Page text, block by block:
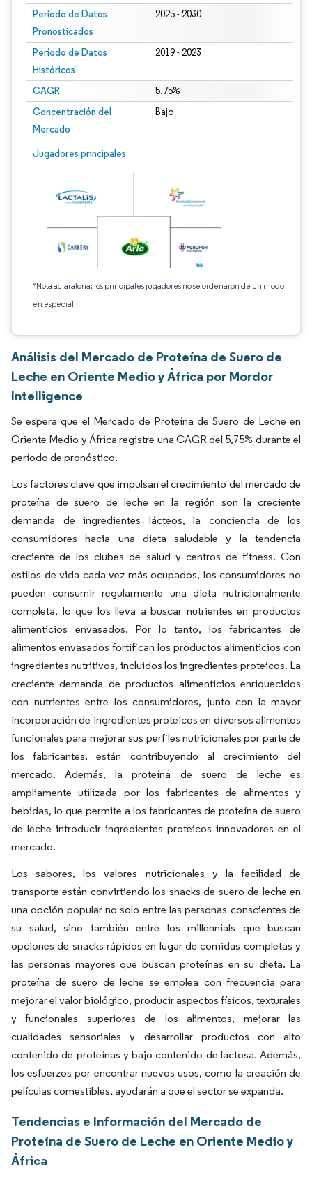
Período de Datos
Pronosticados
2025 - 2030
Período de Datos
Históricos
2019 - 2023
CAGR 5.75%
Concentración del
Mercado
Bajo
Jugadores principales
*Nota aclaratoria: los principales jugadores no se ordenaron de un modo
en especial
Análisis del Mercado de Proteína de Suero de
Leche en Oriente Medio y África por Mordor
Intelligence
Se espera que el Mercado de Proteína de Suero de Leche en
Oriente Medio y África registre una CAGR del 5,75% durante el
período de pronóstico.
Los factores clave que impulsan el crecimiento del mercado de
proteína de suero de leche en la región son la creciente
demanda de ingredientes lácteos, la conciencia de los
consumidores hacia una dieta saludable y la tendencia
creciente de los clubes de salud y centros de fitness. Con
estilos de vida cada vez más ocupados, los consumidores no
pueden consumir regularmente una dieta nutricionalmente
completa, lo que los lleva a buscar nutrientes en productos
alimenticios envasados. Por lo tanto, los fabricantes de
alimentos envasados fortifican los productos alimenticios con
ingredientes nutritivos, incluidos los ingredientes proteicos. La
creciente demanda de productos alimenticios enriquecidos
con nutrientes entre los consumidores, junto con la mayor
incorporación de ingredientes proteicos en diversos alimentos
funcionales para mejorar sus perfiles nutricionales por parte de
los fabricantes, están contribuyendo al crecimiento del
mercado. Además, la proteína de suero de leche es
ampliamente utilizada por los fabricantes de alimentos y
bebidas, lo que permite a los fabricantes de proteína de suero
de leche introducir ingredientes proteicos innovadores en el
mercado.
Los sabores, los valores nutricionales y la facilidad de
transporte están convirtiendo los snacks de suero de leche en
una opción popular no solo entre las personas conscientes de
su salud, sino también entre los millennials que buscan
opciones de snacks rápidos en lugar de comidas completas y
las personas mayores que buscan proteínas en su dieta. La
proteína de suero de leche se emplea con frecuencia para
mejorar el valor biológico, producir aspectos físicos, texturales
y funcionales superiores de los alimentos, mejorar las
cualidades sensoriales y desarrollar productos con alto
contenido de proteínas y bajo contenido de lactosa. Además,
los esfuerzos por encontrar nuevos usos, como la creación de
películas comestibles, ayudarán a que el sector se expanda.
Tendencias e Información del Mercado de
Proteína de Suero de Leche en Oriente Medio y
África